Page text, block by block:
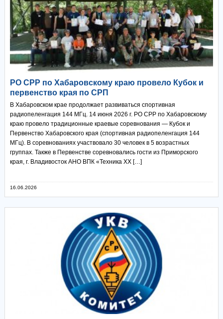
РО СРР по Хабаровскому краю провело Кубок и
первенство края по СРП
В Хабаровском крае продолжает развиваться спортивная
радиопеленгация 144 МГц. 14 июня 2026 г. РО СРР по Хабаровскому
краю провело традиционные краевые соревнования — Кубок и
Первенство Хабаровского края (спортивная радиопеленгация 144
МГц). В соревнованиях участвовало 30 человек в 5 возрастных
группах. Также в Первенстве соревновались гости из Приморского
края, г. Владивосток АНО ВПК «Техника ХХ […]
16.06.2026